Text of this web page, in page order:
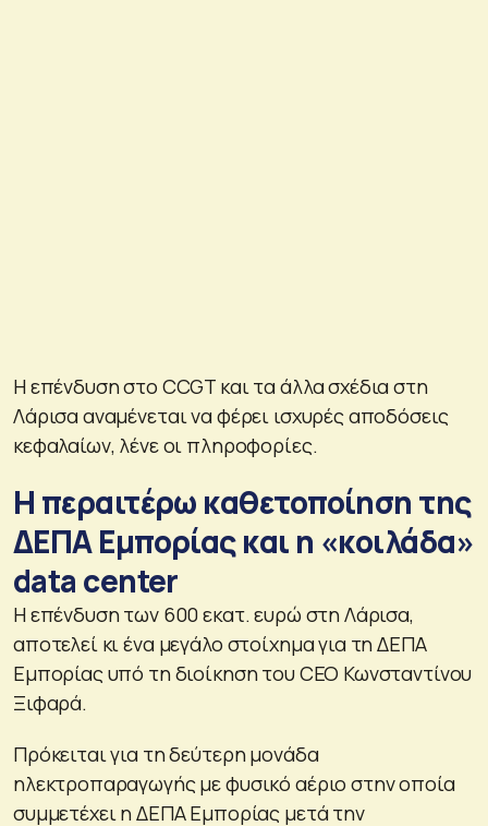
Η επένδυση στο CCGT και τα άλλα σχέδια στη
Λάρισα αναμένεται να φέρει ισχυρές αποδόσεις
κεφαλαίων, λένε οι πληροφορίες.
H περαιτέρω καθετοποίηση της
ΔΕΠΑ Εμπορίας και η «κοιλάδα»
data center
Η επένδυση των 600 εκατ. ευρώ στη Λάρισα,
αποτελεί κι ένα μεγάλο στοίχημα για τη ΔΕΠΑ
Εμπορίας υπό τη διοίκηση του CEO Κωνσταντίνου
Ξιφαρά.
Πρόκειται για τη δεύτερη μονάδα
ηλεκτροπαραγωγής με φυσικό αέριο στην οποία
συμμετέχει η ΔΕΠΑ Εμπορίας μετά την